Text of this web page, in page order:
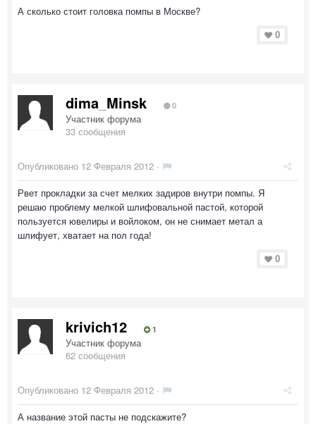
А сколько стоит головка помпы в Москве?
0
dima_Minsk 0
Участник форума
33 сообщения
Опубликовано 12 Февраля 2012 ·
Рвет прокладки за счет мелких задиров внутри помпы. Я
решаю проблему мелкой шлифовальной пастой, которой
пользуется ювелиры и войлоком, он не снимает метал а
шлифует, хватает на пол года!
0
krivich12 1
Участник форума
62 сообщения
Опубликовано 12 Февраля 2012 ·
А название этой пасты не подскажите?